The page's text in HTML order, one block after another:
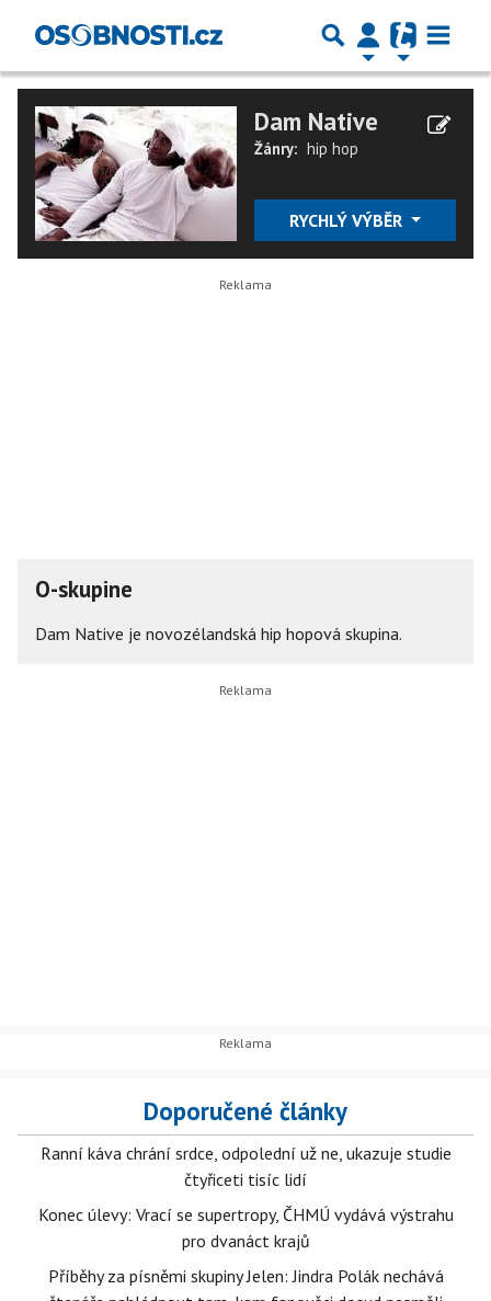
Dam Native
Žánry: hip hop
RYCHLÝ VÝBĚR
O-skupine
Dam Native je novozélandská hip hopová skupina.
Doporučené články
Ranní káva chrání srdce, odpolední už ne, ukazuje studie
čtyřiceti tisíc lidí
Konec úlevy: Vrací se supertropy, ČHMÚ vydává výstrahu
pro dvanáct krajů
Příběhy za písněmi skupiny Jelen: Jindra Polák nechává